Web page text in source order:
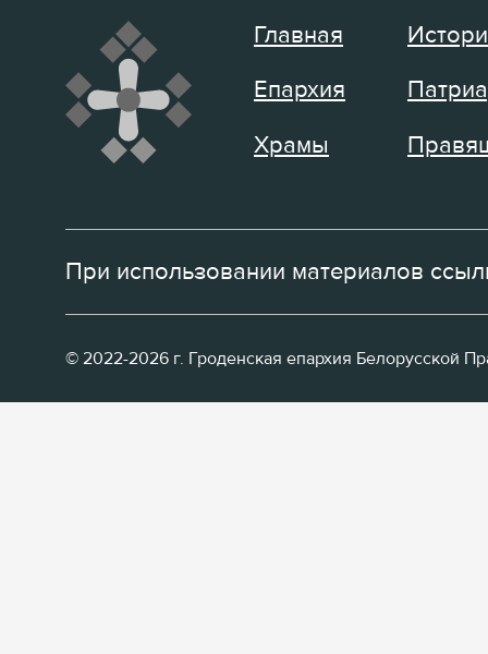
Главная
Епархия
Храмы
При использовании материалов
© 2022-2026 г. Гроденская епархия Белорусской